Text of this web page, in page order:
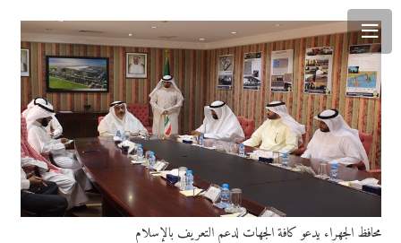
محافظ الجهراء يدعو كافة الجهات لدعم التعريف بالإسلام